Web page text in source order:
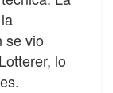
se vio
lo